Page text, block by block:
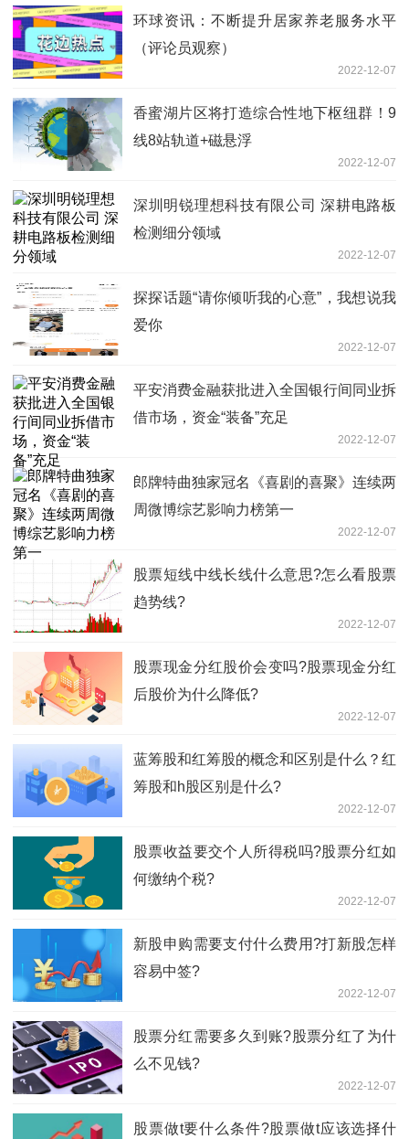
环球资讯：不断提升居家养老服务水平
（评论员观察）
2022-12-07
香蜜湖片区将打造综合性地下枢纽群！9
线8站轨道+磁悬浮
2022-12-07
深圳明锐理想科技有限公司 深耕电路板
检测细分领域
2022-12-07
探探话题“请你倾听我的心意”，我想说我
爱你
2022-12-07
平安消费金融获批进入全国银行间同业拆
借市场，资金“装备”充足
2022-12-07
郎牌特曲独家冠名《喜剧的喜聚》连续两
周微博综艺影响力榜第一
2022-12-07
股票短线中线长线什么意思?怎么看股票
趋势线?
2022-12-07
股票现金分红股价会变吗?股票现金分红
后股价为什么降低?
2022-12-07
蓝筹股和红筹股的概念和区别是什么？红
筹股和h股区别是什么?
2022-12-07
股票收益要交个人所得税吗?股票分红如
何缴纳个税?
2022-12-07
新股申购需要支付什么费用?打新股怎样
容易中签?
2022-12-07
股票分红需要多久到账?股票分红了为什
么不见钱?
2022-12-07
股票做t要什么条件?股票做t应该选择什